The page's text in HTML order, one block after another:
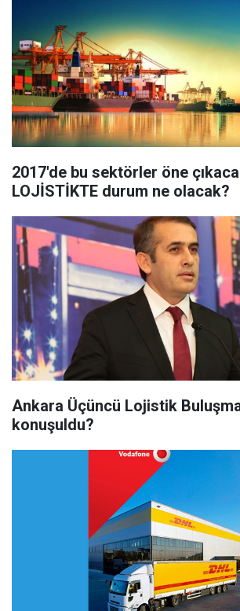
2017'de bu sektörler öne
LOJİSTİKTE durum ne olacak?
Ankara Üçüncü Lojistik
konuşuldu?